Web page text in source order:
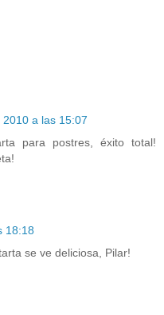
a las 15:07
para postres, éxito total!
18:18
se ve deliciosa, Pilar!